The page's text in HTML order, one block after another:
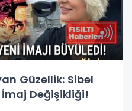
Güzellik: Sibel
Değişikliği!